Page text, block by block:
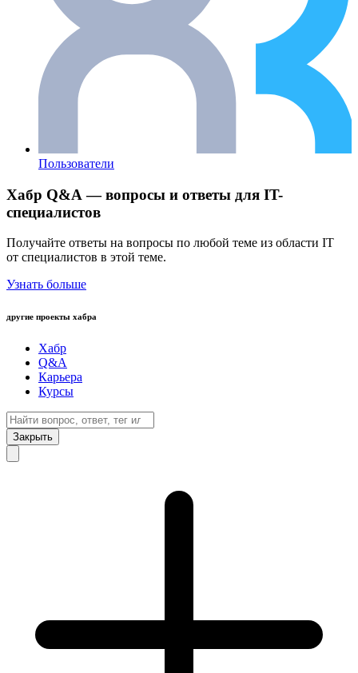
Пользователи
Хабр Q&A — вопросы и ответы для IT-
специалистов
Получайте ответы на вопросы по любой теме из области IT
от специалистов в этой теме.
Узнать больше
другие проекты хабра
Хабр
Q&A
Карьера
Курсы
Закрыть